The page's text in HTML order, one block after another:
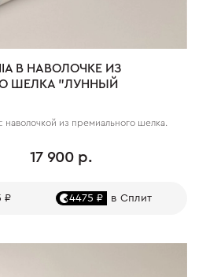
В НАВОЛОЧКЕ ИЗ
ШЕЛКА "ЛУННЫЙ
наволочкой из премиального шелка.
17 900 р.
₽ 4475 ₽ в Сплит